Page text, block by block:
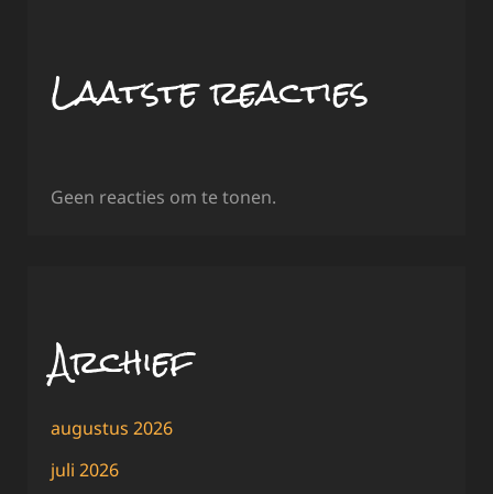
Laatste reacties
Geen reacties om te tonen.
Archief
augustus 2026
juli 2026